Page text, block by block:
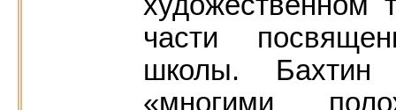
части
школы. Бахтин
«многими